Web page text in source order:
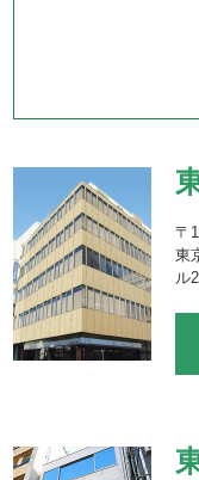
〒
東
ル